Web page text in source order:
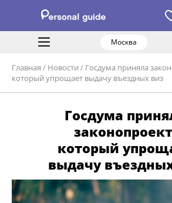
Москва
Главная / Новости / Госдума приняла
который упрощает выдачу въездных виз
Госдума
который
выдачу